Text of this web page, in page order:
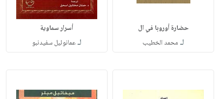
حضارة أوروبا في ال
لـ محمد الخطيب
أسرار سماوية
لـعمانوئيل سفيدنبو